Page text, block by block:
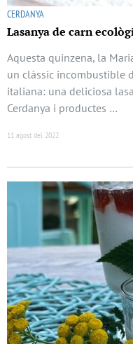
CERDANYA
Lasanya de carn
Aquesta quinzena, la
un clàssic incombustible
italiana: una deliciosa
Cerdanya i productes …
11 agost del 2022